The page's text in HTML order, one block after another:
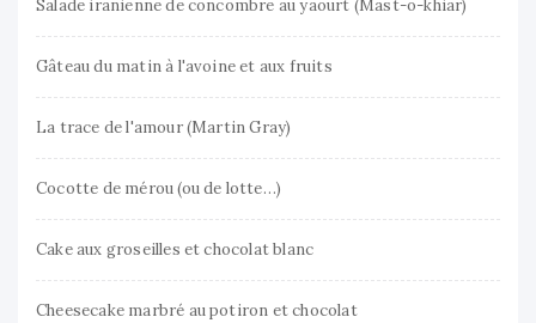
Salade iranienne de concombre au yaourt (Mast-o-khiar)
Gâteau du matin à l'avoine et aux fruits
La trace de l'amour (Martin Gray)
Cocotte de mérou (ou de lotte…)
Cake aux groseilles et chocolat blanc
Cheesecake marbré au potiron et chocolat